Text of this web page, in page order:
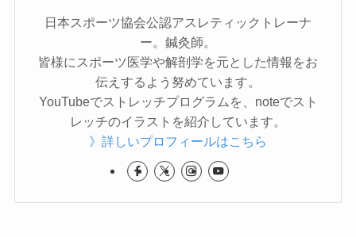
日本スポーツ協会公認アスレティックトレーナ
ー。鍼灸師。
皆様にスポーツ医学や解剖学を元とした情報をお
伝えするよう努めています。
YouTubeでストレッチプログラムを、noteでスト
レッチのイラストを紹介しています。
》詳しいプロフィールはこちら